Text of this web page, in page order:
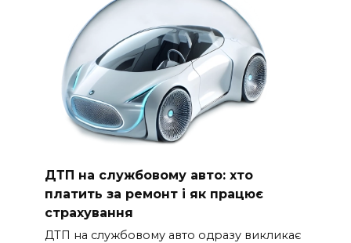
ДТП на службовому авто: хто
платить за ремонт і як працює
страхування
ДТП на службовому авто одразу викликає